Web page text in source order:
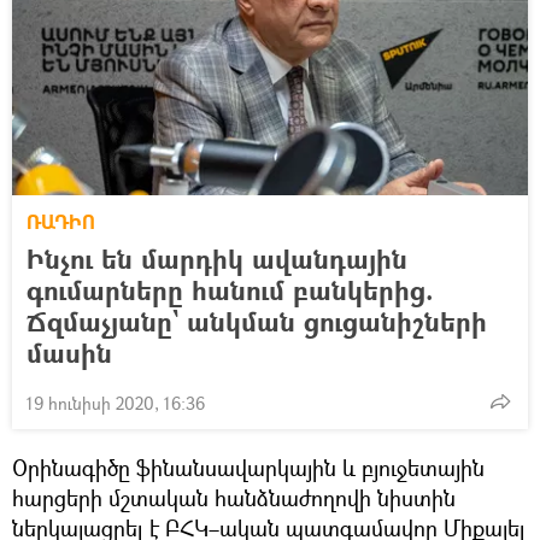
ՌԱԴԻՈ
Ինչու են մարդիկ ավանդային
գումարները հանում բանկերից.
Ճզմաչյանը` անկման ցուցանիշների
մասին
19 հունիսի 2020, 16:36
Օրինագիծը ֆինանսավարկային և բյուջետային
հարցերի մշտական հանձնաժողովի նիստին
ներկայացրել է ԲՀԿ–ական պատգամավոր Միքայել